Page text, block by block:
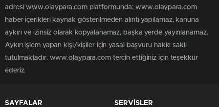
adresi www.olaypara.com platformunda; www.olaypara.com
haber içerikleri kaynak gösterilmeden alıntı yapılamaz, kanuna
aykırı ve izinsiz olarak kopyalanamaz, başka yerde yayınlanamaz.
Aykırı işlem yapan kişi/kişiler için yasal başvuru hakkı saklı
tutulmaktadır. www.olaypara.com tercih ettiğiniz için teşekkür
ederiz.
SAYFALAR SERVİSLER